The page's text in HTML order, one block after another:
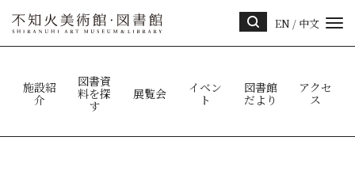
ト内
EN / 中文
施設紹
介
図書資
料を探
す
展覧会
イベン
ト
図書館
だより
アクセ
ス